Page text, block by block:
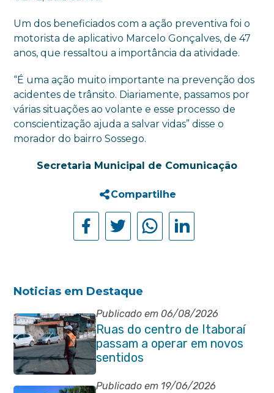
Um dos beneficiados com a ação preventiva foi o
motorista de aplicativo Marcelo Gonçalves, de 47
anos, que ressaltou a importância da atividade.
“É uma ação muito importante na prevenção dos
acidentes de trânsito. Diariamente, passamos por
várias situações ao volante e esse processo de
conscientização ajuda a salvar vidas” disse o
morador do bairro Sossego.
Secretaria Municipal de Comunicação
Compartilhe
Noticias em Destaque
Publicado em 06/08/2026
Ruas do centro de Itaboraí
passam a operar em novos
sentidos
Publicado em 19/06/2026